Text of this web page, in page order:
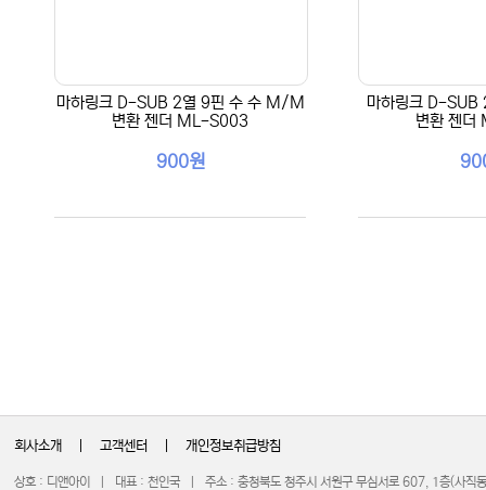
마하링크 D-SUB 2열 9핀 수 수 M/M
변환 젠더 ML-S003
900원
마하링크 D-SUB
변환 젠
회사소개 고객센터 개인정보취급방침
상호 : 디앤아이 | 대표 : 천인국 | 주소 : 충청북도 청주시 서원구 무심서로 607, 1층(사직